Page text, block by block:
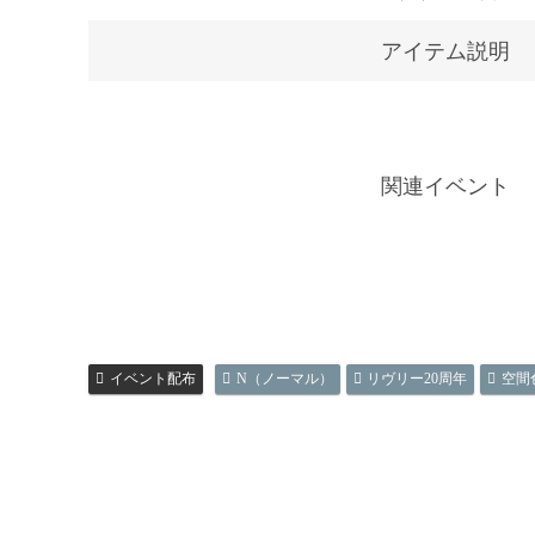
アイテム説明
関連イベント
イベント配布 N（ノーマル） リヴリー20周年 空間